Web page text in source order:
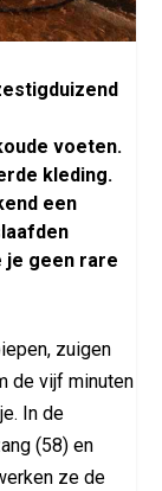
voeten.
kleding.
een
je geen rare
zuigen
de vijf minuten
In de
(58) en
ze de